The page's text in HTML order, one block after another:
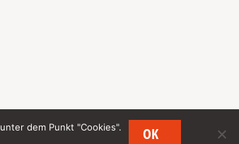
unter dem Punkt "Cookies". OK